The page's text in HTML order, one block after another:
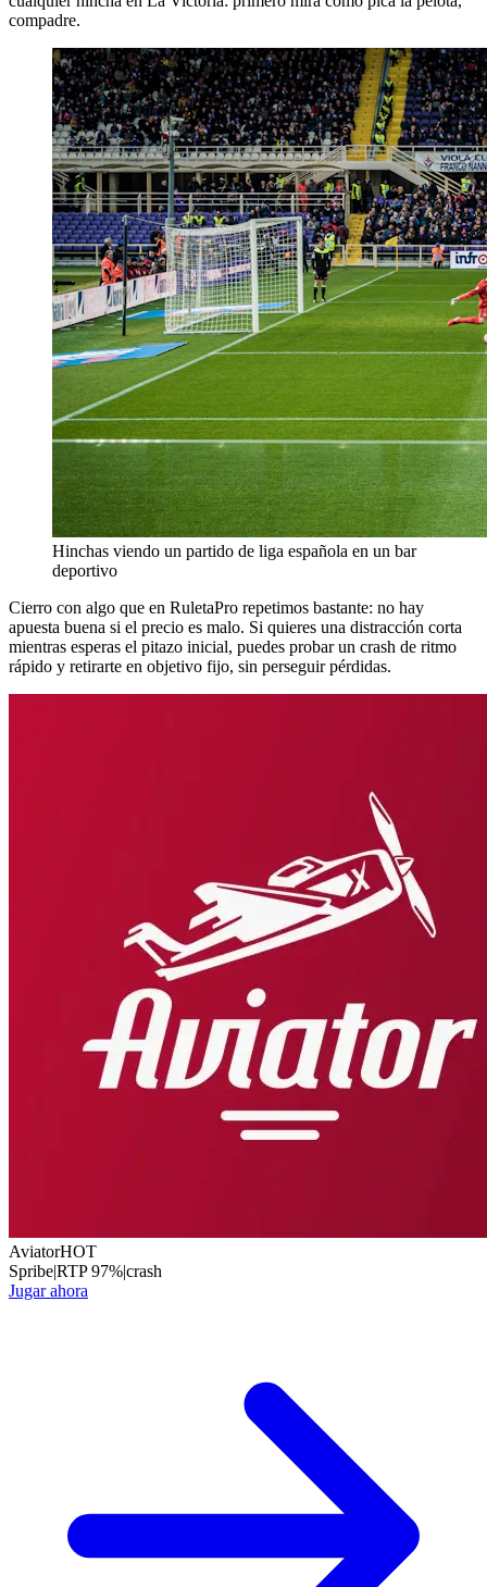
compadre.
Hinchas viendo un partido de liga española en un bar
deportivo
Cierro con algo que en RuletaPro repetimos bastante: no hay
apuesta buena si el precio es malo. Si quieres una distracción corta
mientras esperas el pitazo inicial, puedes probar un crash de ritmo
rápido y retirarte en objetivo fijo, sin perseguir pérdidas.
AviatorHOT
Spribe|RTP97%|crash
Jugar ahora